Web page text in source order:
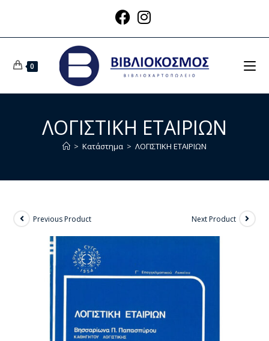
0
ΛΟΓΙΣΤΙΚΗ ΕΤΑΙΡΙΩΝ
> Κατάστημα > ΛΟΓΙΣΤΙΚΗ ΕΤΑΙΡΙΩΝ
Previous Product Next Product